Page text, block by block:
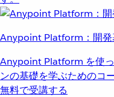
Anypoint Platform：開発
Anypoint Platform を使
ンの基礎を学ぶためのコ
無料で受講する